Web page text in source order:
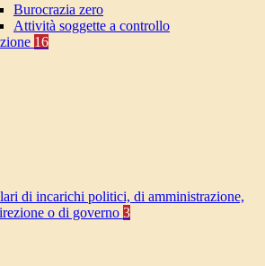
Burocrazia zero
Attività soggette a controllo
16
di incarichi politici, di amministrazione,
o di governo 3